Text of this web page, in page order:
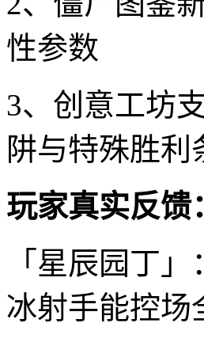
性参数
3、创意工坊
阱与特殊胜利
玩家真实反馈
「星辰园丁
冰射手能控场